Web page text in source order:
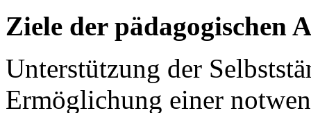
Ziele der pädagogischen
Unterstützung der
Ermöglichung einer